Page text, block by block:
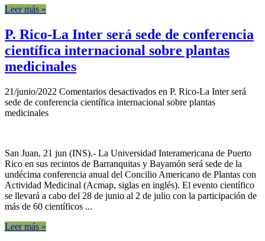
Leer más »
P. Rico-La Inter será sede de conferencia
científica internacional sobre plantas
medicinales
21/junio/2022 Comentarios desactivados en P. Rico-La Inter será
sede de conferencia científica internacional sobre plantas
medicinales
San Juan, 21 jun (INS).- La Universidad Interamericana de Puerto
Rico en sus recintos de Barranquitas y Bayamón será sede de la
undécima conferencia anual del Concilio Americano de Plantas con
Actividad Medicinal (Acmap, siglas en inglés). El evento científico
se llevará a cabo del 28 de junio al 2 de julio con la participación de
más de 60 científicos ...
Leer más »